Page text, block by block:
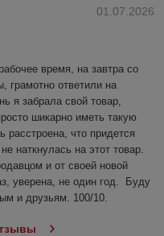
01.07.2026
время, на завтра со
грамотно ответили на
я забрала свой товар,
шикарно иметь такую
расстроена, что придется
наткнулась на этот товар.
и от своей новой
уверена, не один год.  Буду
и друзьям. 100/10.